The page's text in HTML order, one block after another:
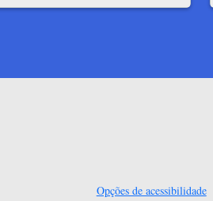
Opções de acessibilidade